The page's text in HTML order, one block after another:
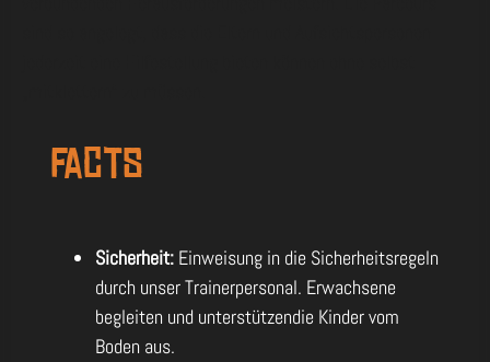
Facts
Sicherheit: Einweisung in die Sicherheitsregeln
durch unser Trainerpersonal. Erwachsene
begleiten und unterstützendie Kinder vom
Boden aus.